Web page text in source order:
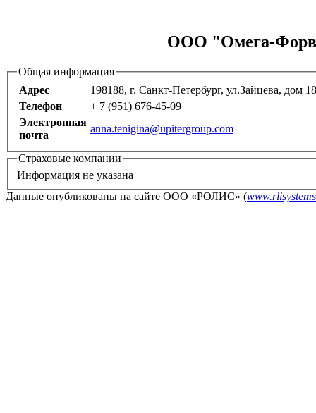
ООО "Омега-
Общая информация
Адрес
198188, г. Санкт-Петербург, ул.Зайцева,
Телефон
+ 7 (951) 676-45-09
Электронная
почта
anna.tenigina@upitergroup.com
Страховые компании
Информация не указана
Данные опубликованы на сайте ООО «РОЛИС» (